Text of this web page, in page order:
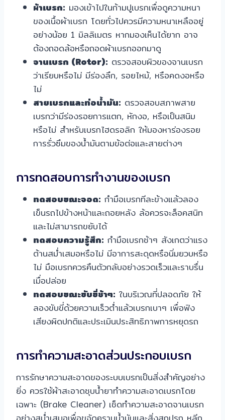
ผ้าเบรก: มองเข้าไปในก้ามปูเบรกเพื่อดูความหนา
ของเนื้อผ้าเบรก โดยทั่วไปควรมีความหนาเหลืออยู่
อย่างน้อย 1 มิลลิเมตร หากมองเห็นได้ยาก อาจ
ต้องถอดล้อหรือถอดผ้าเบรกออกมาดู
จานเบรก (Rotor): ตรวจสอบผิวของจานเบรก
ว่าเรียบหรือไม่ มีร่องลึก, รอยไหม้, หรือคดงอหรือ
ไม่
สายเบรกและท่อน้ำมัน: ตรวจสอบสภาพสาย
เบรกว่ามีร่องรอยการแตก, หักงอ, หรือเป็นสนิม
หรือไม่ สำหรับเบรกไฮดรอลิก ให้มองหาร่องรอย
การรั่วซึมของน้ำมันตามข้อต่อและสายต่างๆ
การทดสอบการทำงานของเบรก
ทดสอบขณะจอด: กำมือเบรกทีละข้างแล้วลอง
เข็นรถไปข้างหน้าและถอยหลัง ล้อควรจะล็อคสนิท
และไม่สามารถขยับได้
ทดสอบความรู้สึก: กำมือเบรกช้าๆ สังเกตว่าแรง
ต้านสม่ำเสมอหรือไม่ มีอาการสะดุดหรือนิ่มยวบหรือ
ไม่ มือเบรกควรคืนตัวกลับอย่างรวดเร็วและราบรื่น
เมื่อปล่อย
ทดสอบขณะขับขี่ช้าๆ: ในบริเวณที่ปลอดภัย ให้
ลองขับขี่ด้วยความเร็วต่ำแล้วเบรกเบาๆ เพื่อฟัง
เสียงผิดปกติและประเมินประสิทธิภาพการหยุดรถ
การทำความสะอาดส่วนประกอบเบรก
การรักษาความสะอาดของระบบเบรกเป็นสิ่งสำคัญอย่าง
ยิ่ง ควรใช้ผ้าสะอาดชุบน้ำยาทำความสะอาดเบรกโดย
เฉพาะ (Brake Cleaner) เช็ดทำความสะอาดจานเบรก